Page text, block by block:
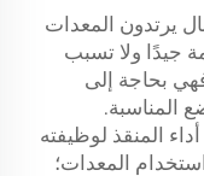
يرتدون المعدات
جيدًا ولا تسبب
فهي بحاجة إلى
المناسبة.
المنقذ لوظيفته
المعدات؛